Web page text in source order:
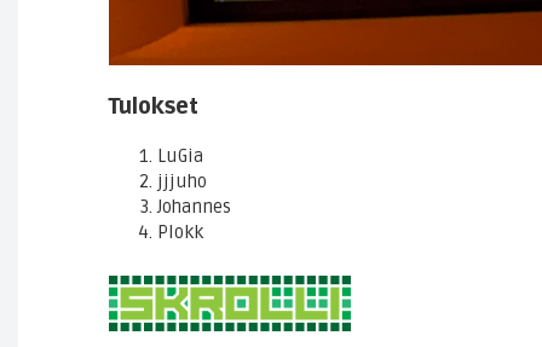
Tulokset
LuGia
jjjuho
Johannes
Plokk